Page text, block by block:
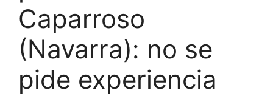
Caparroso
(Navarra): no se
pide experiencia